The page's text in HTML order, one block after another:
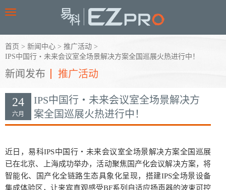
Toggle
首页 > 新闻中心 > 推广活动 >
IPS中国行・未来会议室全场景解决方案全国巡展火热进行中！
新闻发布 推广活动
24
六月
IPS中国行・未来会议室全场景解决方
案全国巡展火热进行中！
近日，易科IPS中国行・未来会议室全场景解决方案全国巡展
已在北京、上海成功举办，活动聚焦国产化会议解决方案，将
智能化、国产化全链路生态具象化呈现，搭建IPS全场景设备
集成体验区，让来宾直观感受BF系列自适应扬声器的波束可控